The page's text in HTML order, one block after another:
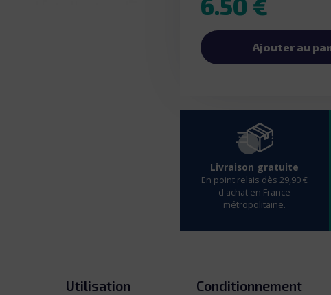
6.50 €
Ajouter au
Livraison gratuite
En point relais dès 29,90 €
d'achat en France
métropolitaine.
Utilisation Conditionnement